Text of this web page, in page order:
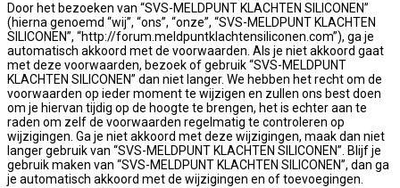
Door het bezoeken van “SVS-MELDPUNT KLACHTEN SILICONEN”
(hierna genoemd “wij”, “ons”, “onze”, “SVS-MELDPUNT KLACHTEN
SILICONEN”, “http://forum.meldpuntklachtensiliconen.com”), ga je
automatisch akkoord met de voorwaarden. Als je niet akkoord gaat
met deze voorwaarden, bezoek of gebruik “SVS-MELDPUNT
KLACHTEN SILICONEN” dan niet langer. We hebben het recht om de
voorwaarden op ieder moment te wijzigen en zullen ons best doen
om je hiervan tijdig op de hoogte te brengen, het is echter aan te
raden om zelf de voorwaarden regelmatig te controleren op
wijzigingen. Ga je niet akkoord met deze wijzigingen, maak dan niet
langer gebruik van “SVS-MELDPUNT KLACHTEN SILICONEN”. Blijf je
gebruik maken van “SVS-MELDPUNT KLACHTEN SILICONEN”, dan ga
je automatisch akkoord met de wijzigingen en of toevoegingen.